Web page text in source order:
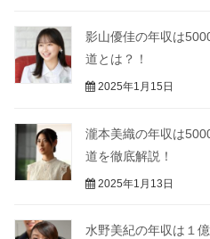
影山優佳の年収は
道とは？！
2025年1月15日
瀧本美織の年収は
道を徹底解説！
2025年1月13日
水野美紀の年収は１